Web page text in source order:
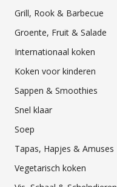
Grill, Rook & Barbecue
Groente, Fruit & Salade
Internationaal koken
Koken voor kinderen
Sappen & Smoothies
Snel klaar
Soep
Tapas, Hapjes & Amuses
Vegetarisch koken